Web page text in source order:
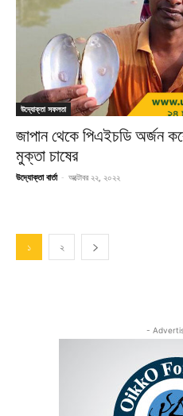
উদ্যোক্তা সফলতা
জাপান থেকে পিএইচডি অর্জন
মুক্তা চাষের
উদ্যোক্তা বার্তা - অক্টোবর ২২, ২০২২
১ ২
-